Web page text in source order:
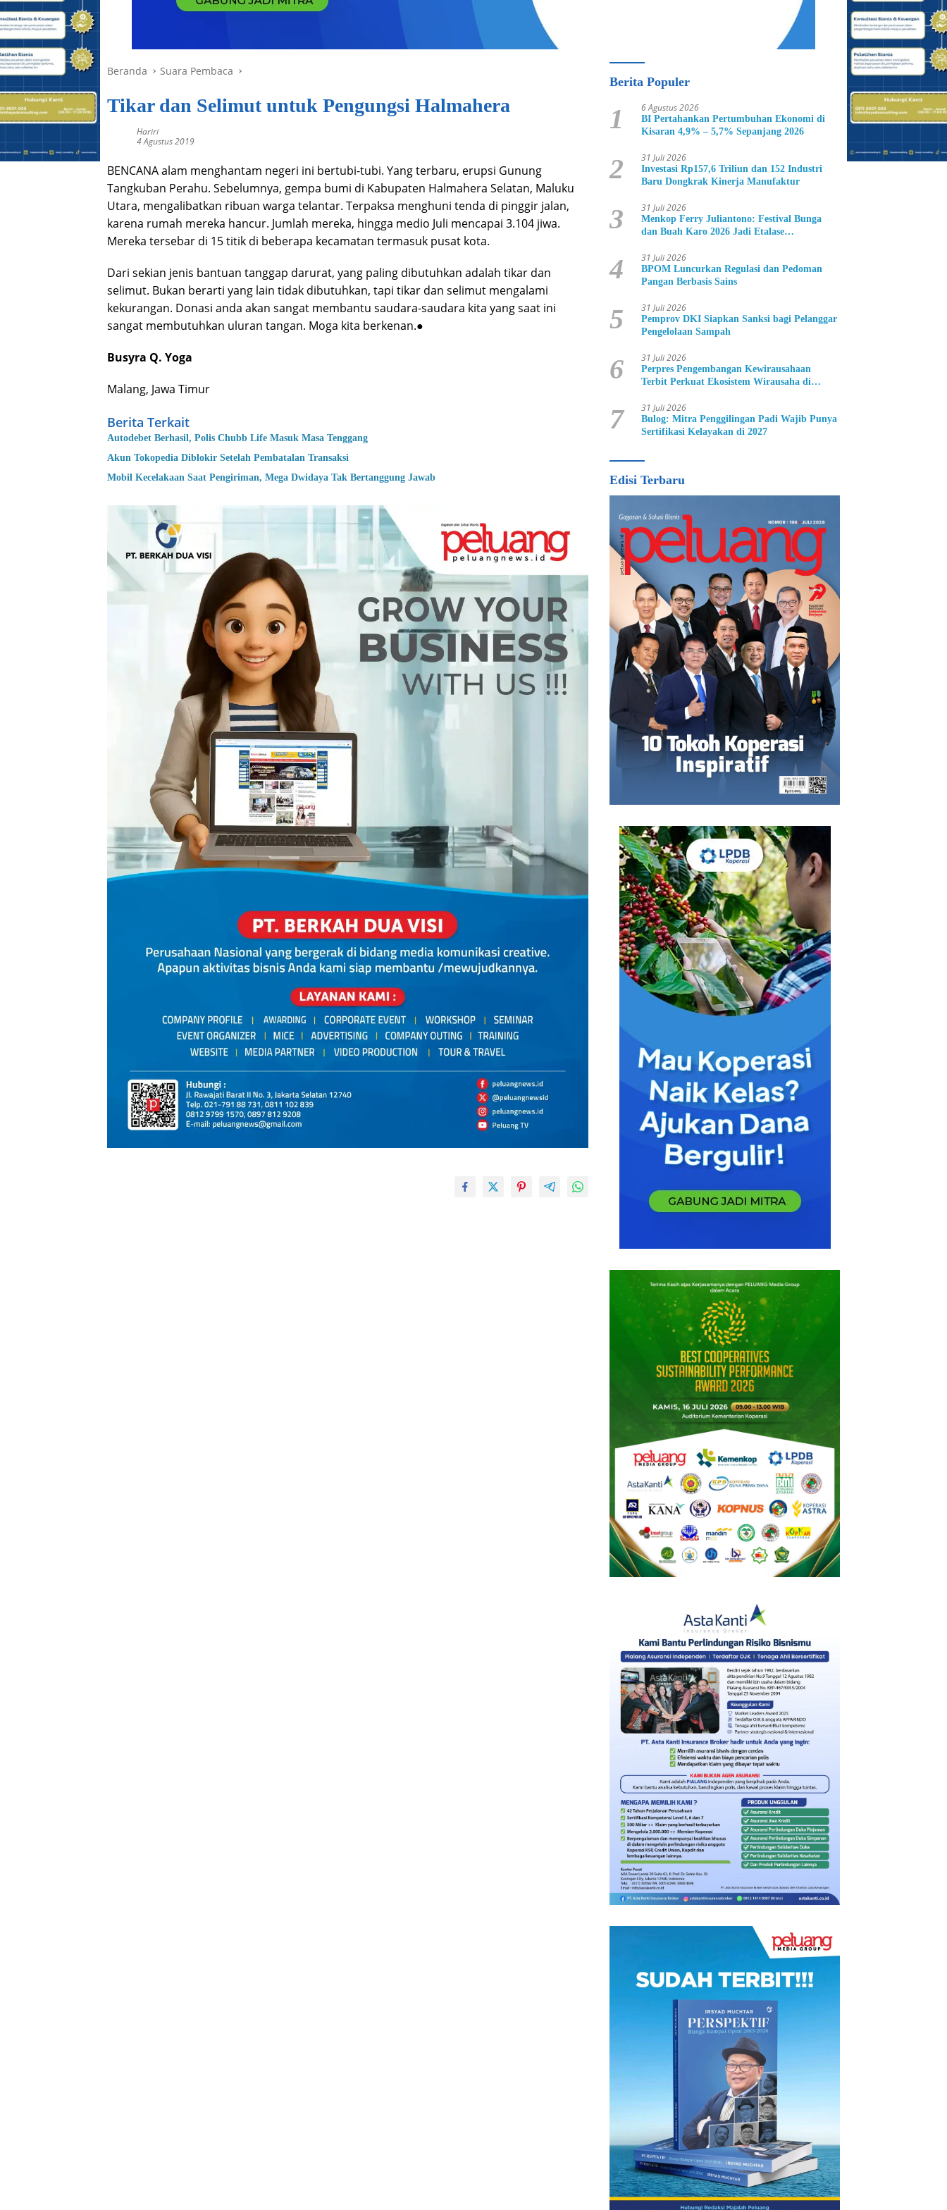
Beranda Suara Pembaca
Tikar dan Selimut untuk Pengungsi Halmahera
Hariri
4 Agustus 2019
BENCANA alam menghantam negeri ini bertubi-tubi. Yang terbaru, erupsi Gunung
Tangkuban Perahu. Sebelumnya, gempa bumi di Kabupaten Halmahera Selatan, Maluku
Utara, mengalibatkan ribuan warga telantar. Terpaksa menghuni tenda di pinggir jalan,
karena rumah mereka hancur. Jumlah mereka, hingga medio Juli mencapai 3.104 jiwa.
Mereka tersebar di 15 titik di beberapa kecamatan termasuk pusat kota.
Dari sekian jenis bantuan tanggap darurat, yang paling dibutuhkan adalah tikar dan
selimut. Bukan berarti yang lain tidak dibutuhkan, tapi tikar dan selimut mengalami
kekurangan. Donasi anda akan sangat membantu saudara-saudara kita yang saat ini
sangat membutuhkan uluran tangan. Moga kita berkenan.●
Busyra Q. Yoga
Malang, Jawa Timur
Berita Terkait
Autodebet Berhasil, Polis Chubb Life Masuk Masa Tenggang
Akun Tokopedia Diblokir Setelah Pembatalan Transaksi
Mobil Kecelakaan Saat Pengiriman, Mega Dwidaya Tak Bertanggung Jawab
Berita Populer
1 6 Agustus 2026
BI Pertahankan Pertumbuhan Ekonomi di
Kisaran 4,9% – 5,7% Sepanjang 2026
2 31 Juli 2026
Investasi Rp157,6 Triliun dan 152 Industri
Baru Dongkrak Kinerja Manufaktur
3 31 Juli 2026
Menkop Ferry Juliantono: Festival Bunga
dan Buah Karo 2026 Jadi Etalase
4 31 Juli 2026
BPOM Luncurkan Regulasi dan Pedoman
Pangan Berbasis Sains
5 31 Juli 2026
Pemprov DKI Siapkan Sanksi bagi Pelanggar
Pengelolaan Sampah
6 31 Juli 2026
Perpres Pengembangan Kewirausahaan
Terbit Perkuat Ekosistem Wirausaha di
7 31 Juli 2026
Bulog: Mitra Penggilingan Padi Wajib Punya
Sertifikasi Kelayakan di 2027
Edisi Terbaru